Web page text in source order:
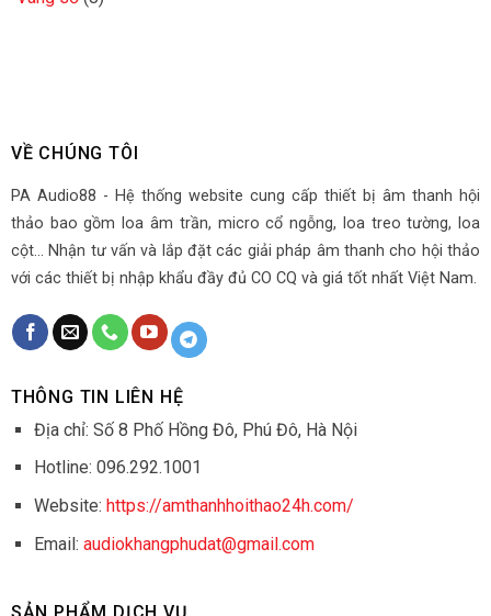
VỀ CHÚNG TÔI
PA Audio88 - Hệ thống website cung cấp thiết bị âm thanh hội
thảo bao gồm loa âm trần, micro cổ ngỗng, loa treo tường, loa
cột... Nhận tư vấn và lắp đặt các giải pháp âm thanh cho hội thảo
với các thiết bị nhập khẩu đầy đủ CO CQ và giá tốt nhất Việt Nam.
THÔNG TIN LIÊN HỆ
Địa chỉ: Số 8 Phố Hồng Đô, Phú Đô, Hà Nội
Hotline: 096.292.1001
Website: https://amthanhhoithao24h.com/
Email: audiokhangphudat@gmail.com